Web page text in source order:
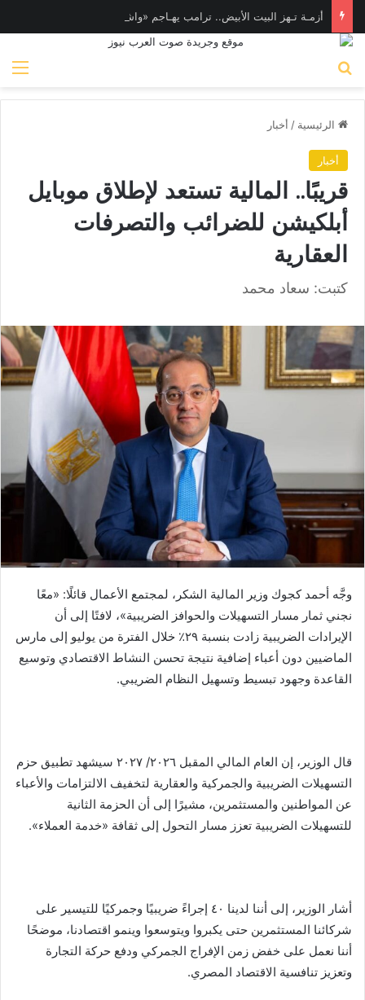
الرئيسية / أخبار
أخبار
قريبًا.. المالية تستعد لإطلاق موبايل
أبلكيشن للضرائب والتصرفات
العقارية
كتبت: سعاد محمد
وجَّه أحمد كجوك وزير المالية الشكر، لمجتمع الأعمال قائلًا: «معًا
نجني ثمار مسار التسهيلات والحوافز الضريبية»، لافتًا إلى أن
الإيرادات الضريبية زادت بنسبة ٢٩٪؜ خلال الفترة من يوليو إلى مارس
الماضيين دون أعباء إضافية نتيجة تحسن النشاط الاقتصادي وتوسيع
القاعدة وجهود تبسيط وتسهيل النظام الضريبي.
قال الوزير، إن العام المالي المقبل ٢٠٢٦/ ٢٠٢٧ سيشهد تطبيق حزم
التسهيلات الضريبية والجمركية والعقارية لتخفيف الالتزامات والأعباء
عن المواطنين والمستثمرين، مشيرًا إلى أن الحزمة الثانية
للتسهيلات الضريبية تعزز مسار التحول إلى ثقافة «خدمة العملاء».
أشار الوزير، إلى أننا لدينا ٤٠ إجراءً ضريبيًا وجمركيًا للتيسير على
شركائنا المستثمرين حتى يكبروا ويتوسعوا وينمو اقتصادنا، موضحًا
أننا نعمل على خفض زمن الإفراج الجمركي ودفع حركة التجارة
وتعزيز تنافسية الاقتصاد المصري.